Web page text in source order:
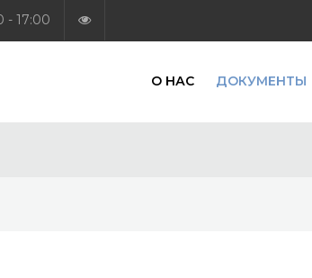
- 17:00
О НАС ДОКУМЕНТЫ